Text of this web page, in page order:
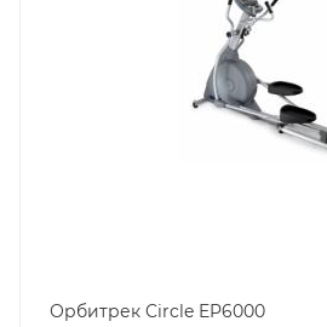
Орбитрек Circle EP6000